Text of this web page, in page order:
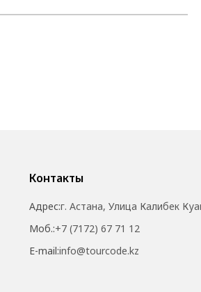
Контакты
Адрес:г. Астана, Улица Калибек
Моб.:+7 (7172) 67 71 12
E-mail:info@tourcode.kz